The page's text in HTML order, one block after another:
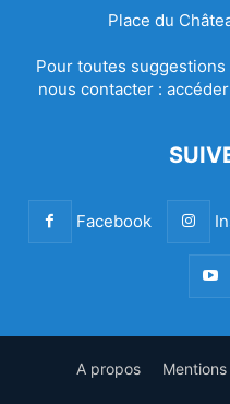
Place du
Pour toutes suggestions
nous contacter :
Facebook
A propos